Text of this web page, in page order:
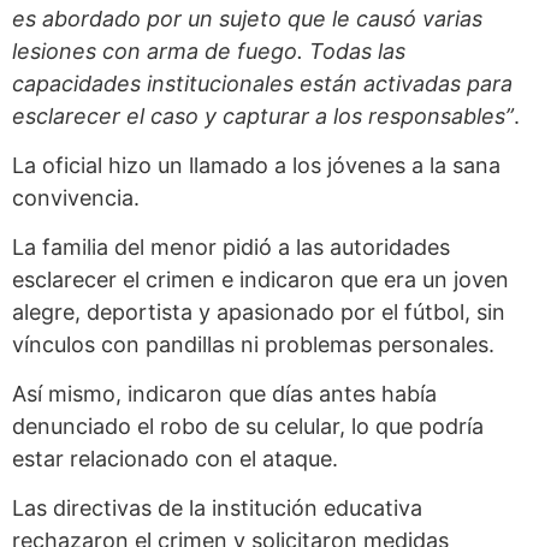
es abordado por un sujeto que le causó varias
lesiones con arma de fuego. Todas las
capacidades institucionales están activadas para
esclarecer el caso y capturar a los responsables”.
La oficial hizo un llamado a los jóvenes a la sana
convivencia.
La familia del menor pidió a las autoridades
esclarecer el crimen e indicaron que era un joven
alegre, deportista y apasionado por el fútbol, sin
vínculos con pandillas ni problemas personales.
Así mismo, indicaron que días antes había
denunciado el robo de su celular, lo que podría
estar relacionado con el ataque.
Las directivas de la institución educativa
rechazaron el crimen y solicitaron medidas